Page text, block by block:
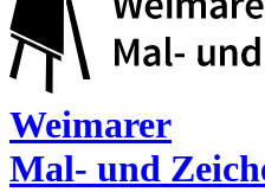
Weimarer
Mal- und